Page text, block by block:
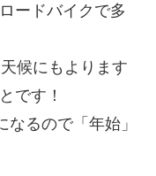
ードバイクで多
候にもよります
です！
なるので「年始」